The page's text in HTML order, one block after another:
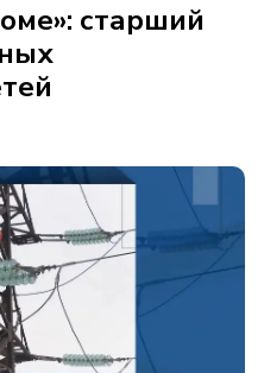
старший